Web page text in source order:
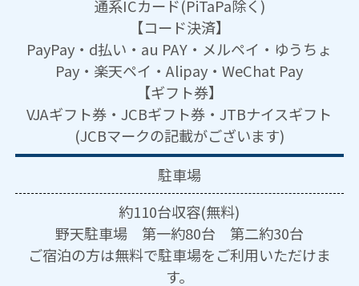
通系ICカード(PiTaPa除く)
【コード決済】
PayPay・d払い・au PAY・メルペイ・ゆうちょ
Pay・楽天ペイ・Alipay・WeChat Pay
【ギフト券】
VJAギフト券・JCBギフト券・JTBナイスギフト
(JCBマークの記載がございます)
駐車場
約110台収容(無料)
野天駐車場 第一約80台 第二約30台
ご宿泊の方は無料で駐車場をご利用いただけま
す。